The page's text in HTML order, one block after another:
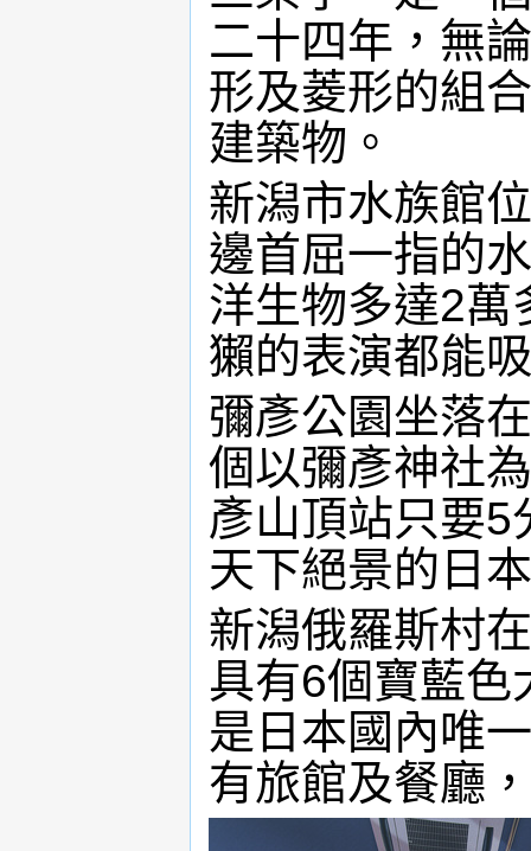
二十四年，無
形及菱形的組
建築物。
新潟市水族館
邊首屈一指的
洋生物多達2萬
獺的表演都能
彌彥公園坐落
個以彌彥神社
彥山頂站只要5
天下絕景的日
新潟俄羅斯村
具有6個寶藍色
是日本國內唯
有旅館及餐廳